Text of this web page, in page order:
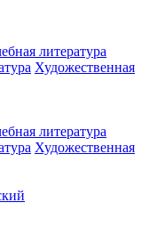
литература
Художественная
литература
Художественная